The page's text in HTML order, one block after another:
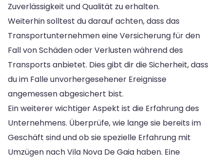
Zuverlässigkeit und Qualität zu erhalten.
Weiterhin solltest du darauf achten, dass das
Transportunternehmen eine Versicherung für den
Fall von Schäden oder Verlusten während des
Transports anbietet. Dies gibt dir die Sicherheit, dass
du im Falle unvorhergesehener Ereignisse
angemessen abgesichert bist.
Ein weiterer wichtiger Aspekt ist die Erfahrung des
Unternehmens. Überprüfe, wie lange sie bereits im
Geschäft sind und ob sie spezielle Erfahrung mit
Umzügen nach Vila Nova De Gaia haben. Eine